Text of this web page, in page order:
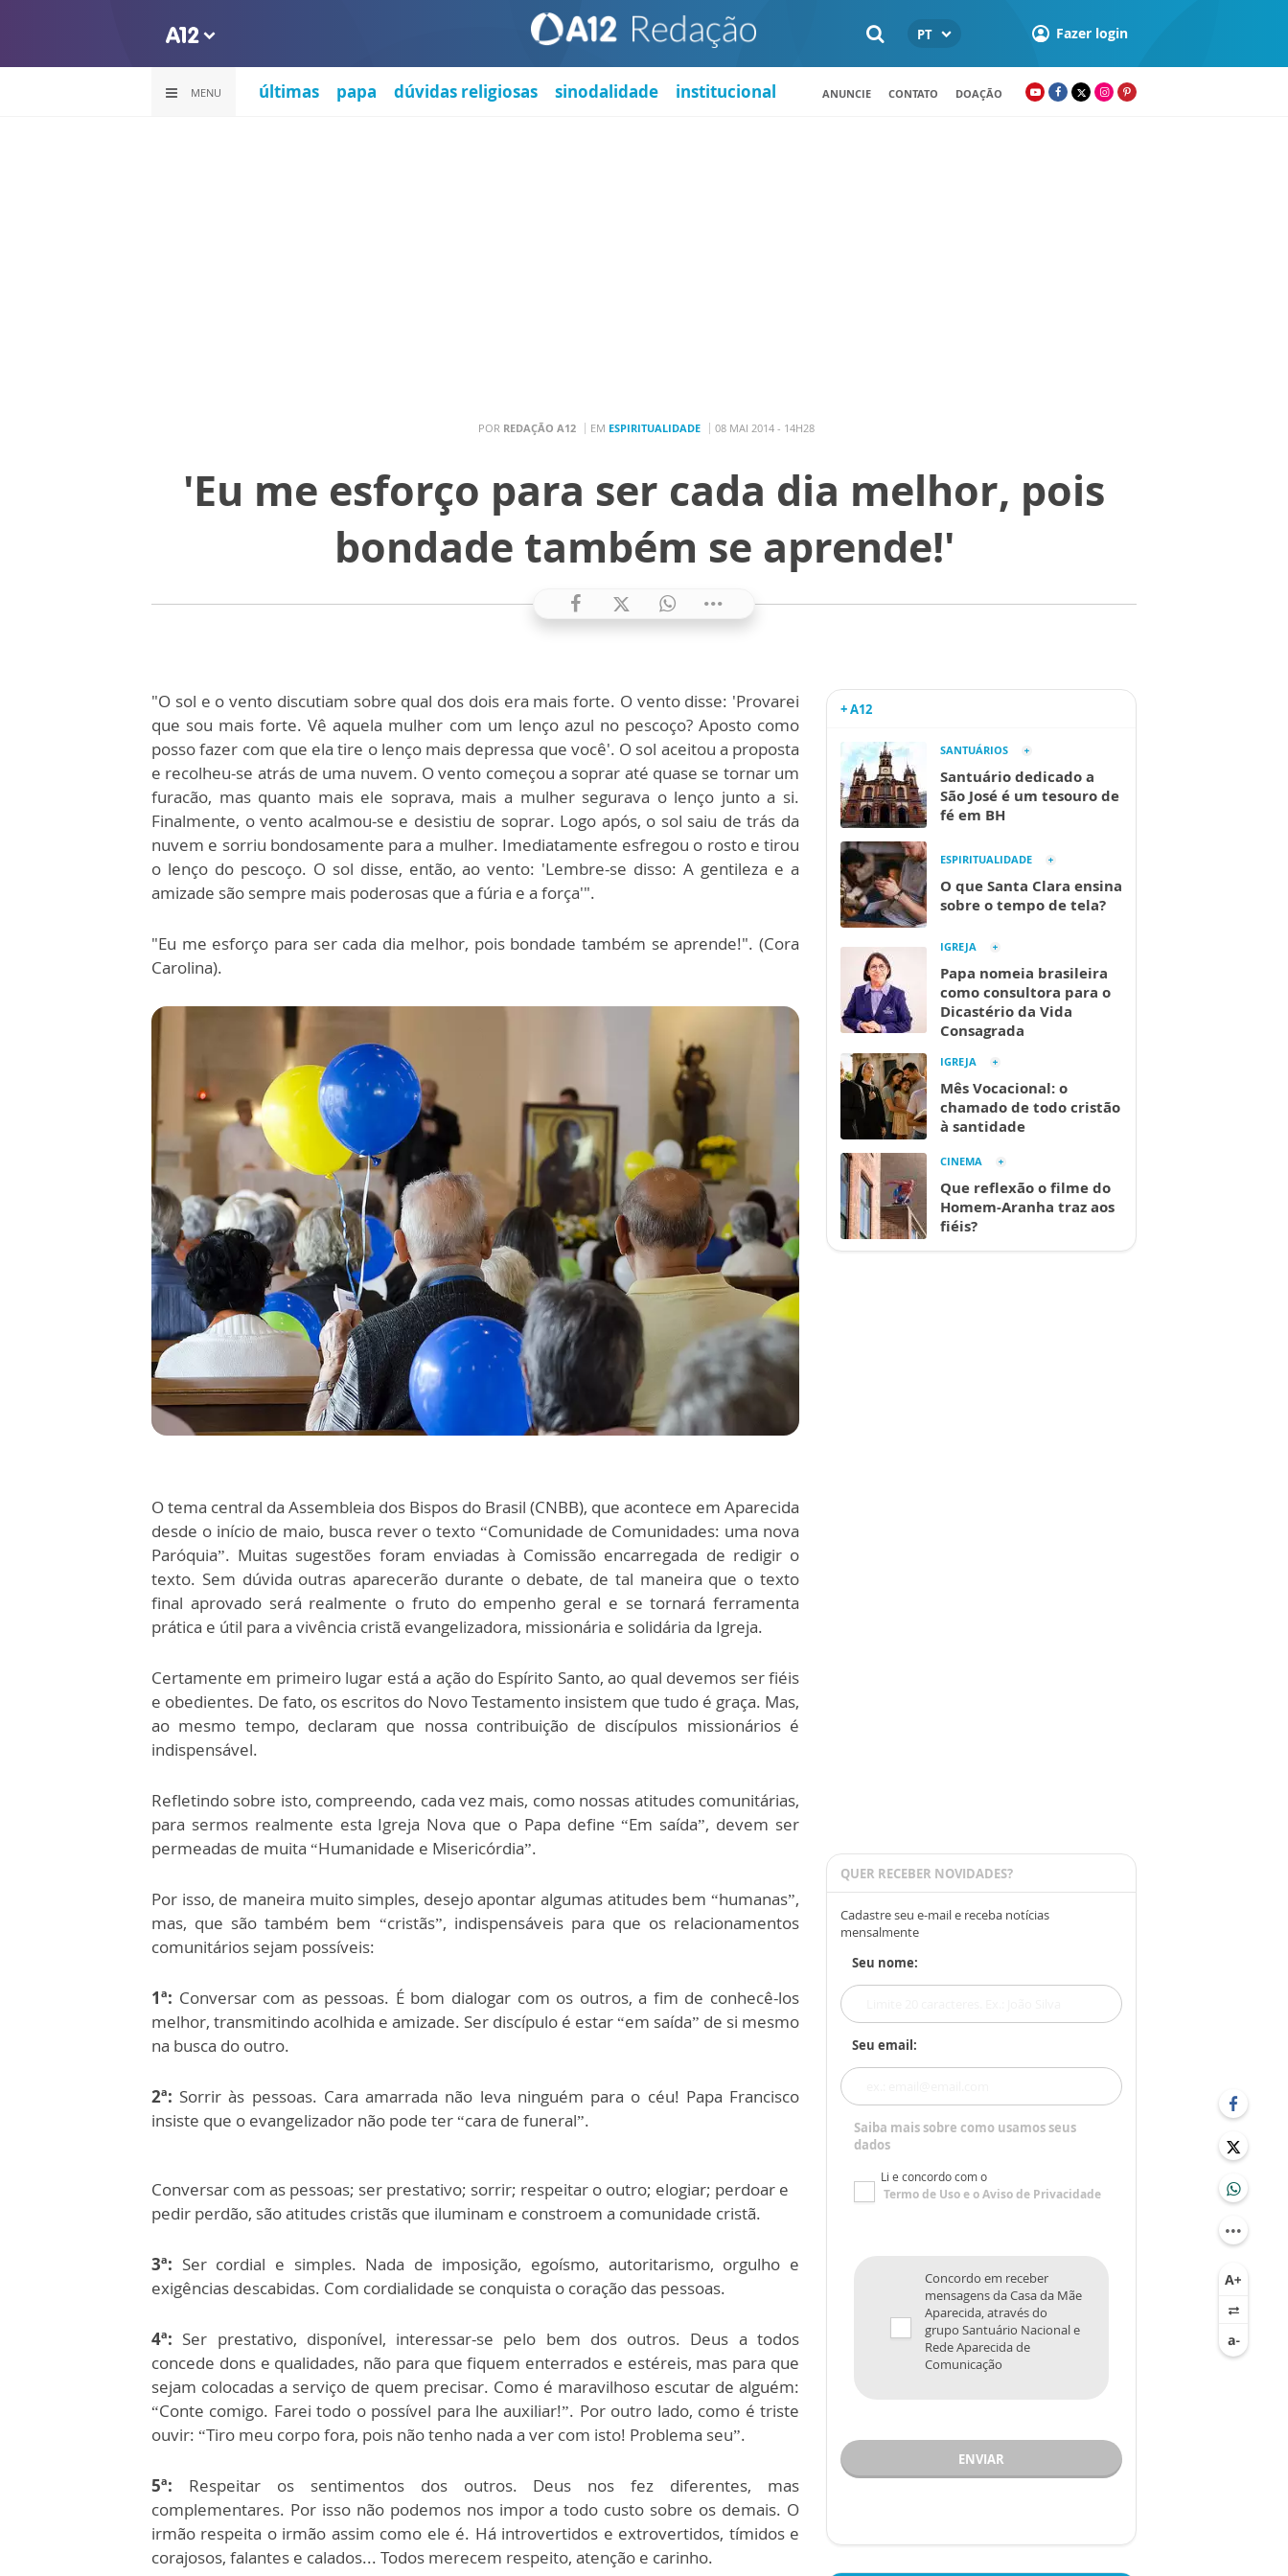
PT Fazer login
MENU últimas papa dúvidas religiosas sinodalidade institucional ANUNCIE CONTATO DOAÇÃO
POR REDAÇÃO A12 EM ESPIRITUALIDADE 08 MAI 2014 - 14H28
'Eu me esforço para ser cada dia melhor, pois
bondade também se aprende!'
"O sol e o vento discutiam sobre qual dos dois era mais forte. O vento disse: 'Provarei
que sou mais forte. Vê aquela mulher com um lenço azul no pescoço? Aposto como
posso fazer com que ela tire o lenço mais depressa que você'. O sol aceitou a proposta
e recolheu-se atrás de uma nuvem. O vento começou a soprar até quase se tornar um
furacão, mas quanto mais ele soprava, mais a mulher segurava o lenço junto a si.
Finalmente, o vento acalmou-se e desistiu de soprar. Logo após, o sol saiu de trás da
nuvem e sorriu bondosamente para a mulher. Imediatamente esfregou o rosto e tirou
o lenço do pescoço. O sol disse, então, ao vento: 'Lembre-se disso: A gentileza e a
amizade são sempre mais poderosas que a fúria e a força'".
"Eu me esforço para ser cada dia melhor, pois bondade também se aprende!". (Cora
Carolina).
O tema central da Assembleia dos Bispos do Brasil (CNBB), que acontece em Aparecida
desde o início de maio, busca rever o texto “Comunidade de Comunidades: uma nova
Paróquia”. Muitas sugestões foram enviadas à Comissão encarregada de redigir o
texto. Sem dúvida outras aparecerão durante o debate, de tal maneira que o texto
final aprovado será realmente o fruto do empenho geral e se tornará ferramenta
prática e útil para a vivência cristã evangelizadora, missionária e solidária da Igreja.
Certamente em primeiro lugar está a ação do Espírito Santo, ao qual devemos ser fiéis
e obedientes. De fato, os escritos do Novo Testamento insistem que tudo é graça. Mas,
ao mesmo tempo, declaram que nossa contribuição de discípulos missionários é
indispensável.
Refletindo sobre isto, compreendo, cada vez mais, como nossas atitudes comunitárias,
para sermos realmente esta Igreja Nova que o Papa define “Em saída”, devem ser
permeadas de muita “Humanidade e Misericórdia”.
Por isso, de maneira muito simples, desejo apontar algumas atitudes bem “humanas”,
mas, que são também bem “cristãs”, indispensáveis para que os relacionamentos
comunitários sejam possíveis:
1ª: Conversar com as pessoas. É bom dialogar com os outros, a fim de conhecê-los
melhor, transmitindo acolhida e amizade. Ser discípulo é estar “em saída” de si mesmo
na busca do outro.
2ª: Sorrir às pessoas. Cara amarrada não leva ninguém para o céu! Papa Francisco
insiste que o evangelizador não pode ter “cara de funeral”.
Conversar com as pessoas; ser prestativo; sorrir; respeitar o outro; elogiar; perdoar e
pedir perdão, são atitudes cristãs que iluminam e constroem a comunidade cristã.
3ª: Ser cordial e simples. Nada de imposição, egoísmo, autoritarismo, orgulho e
exigências descabidas. Com cordialidade se conquista o coração das pessoas.
4ª: Ser prestativo, disponível, interessar-se pelo bem dos outros. Deus a todos
concede dons e qualidades, não para que fiquem enterrados e estéreis, mas para que
sejam colocadas a serviço de quem precisar. Como é maravilhoso escutar de alguém:
“Conte comigo. Farei todo o possível para lhe auxiliar!”. Por outro lado, como é triste
ouvir: “Tiro meu corpo fora, pois não tenho nada a ver com isto! Problema seu”.
5ª:
Respeitar os sentimentos dos outros. Deus nos fez diferentes, mas
complementares. Por isso não podemos nos impor a todo custo sobre os demais. O
irmão respeita o irmão assim como ele é. Há introvertidos e extrovertidos, tímidos e
corajosos, falantes e calados... Todos merecem respeito, atenção e carinho.
+ A12
SANTUÁRIOS
Santuário dedicado a
São José é um tesouro de
fé em BH
ESPIRITUALIDADE
O que Santa Clara ensina
sobre o tempo de tela?
IGREJA
Papa nomeia brasileira
como consultora para o
Dicastério da Vida
Consagrada
IGREJA
Mês Vocacional: o
chamado de todo cristão
à santidade
CINEMA
Que reflexão o filme do
Homem-Aranha traz aos
fiéis?
QUER RECEBER NOVIDADES?
Cadastre seu e-mail e receba notícias
mensalmente
Seu nome:
Seu email:
Saiba mais sobre como usamos seus
dados
Li e concordo com o
Termo de Usoe oAviso de Privacidade
Concordo em receber
mensagens da Casa da Mãe
Aparecida, através do
grupo Santuário Nacional e
Rede Aparecida de
Comunicação
ENVIAR